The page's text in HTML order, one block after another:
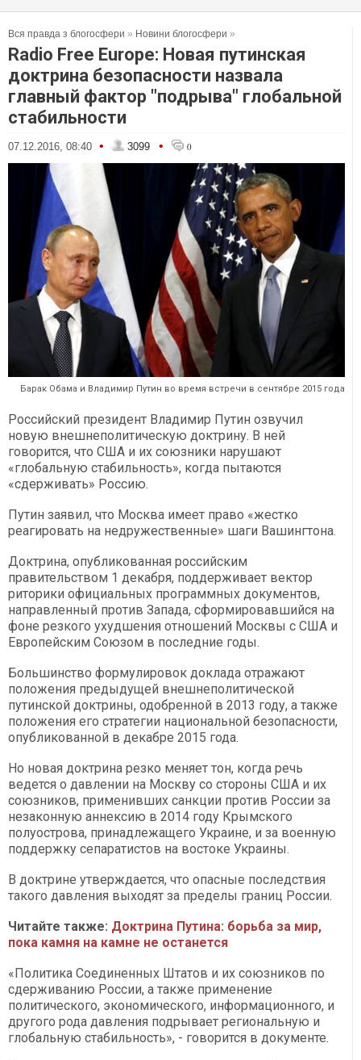
Вся правда з блогосфери » Новини блогосфери »
Radio Free Europe: Новая путинская
доктрина безопасности назвала
главный фактор "подрыва" глобальной
стабильности
07.12.2016, 08:40 • 3099 • 0
Барак Обама и Владимир Путин во время встречи в сентябре 2015 года
Российский президент Владимир Путин озвучил
новую внешнеполитическую доктрину. В ней
говорится, что США и их союзники нарушают
«глобальную стабильность», когда пытаются
«сдерживать» Россию.
Путин заявил, что Москва имеет право «жестко
реагировать на недружественные» шаги Вашингтона.
Доктрина, опубликованная российским
правительством 1 декабря, поддерживает вектор
риторики официальных программных документов,
направленный против Запада, сформировавшийся на
фоне резкого ухудшения отношений Москвы с США и
Европейским Союзом в последние годы.
Большинство формулировок доклада отражают
положения предыдущей внешнеполитической
путинской доктрины, одобренной в 2013 году, а также
положения его стратегии национальной безопасности,
опубликованной в декабре 2015 года.
Но новая доктрина резко меняет тон, когда речь
ведется о давлении на Москву со стороны США и их
союзников, применивших санкции против России за
незаконную аннексию в 2014 году Крымского
полуострова, принадлежащего Украине, и за военную
поддержку сепаратистов на востоке Украины.
В доктрине утверждается, что опасные последствия
такого давления выходят за пределы границ России.
Читайте также: Доктрина Путина: борьба за мир,
пока камня на камне не останется
«Политика Соединенных Штатов и их союзников по
сдерживанию России, а также применение
политического, экономического, информационного, и
другого рода давления подрывает региональную и
глобальную стабильность», - говорится в документе.